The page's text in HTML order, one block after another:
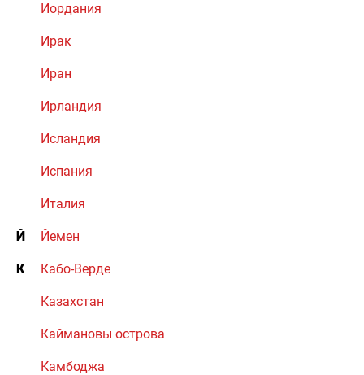
Иордания
Ирак
Иран
Ирландия
Исландия
Испания
Италия
Й Йемен
К Кабо-Верде
Казахстан
Каймановы острова
Камбоджа